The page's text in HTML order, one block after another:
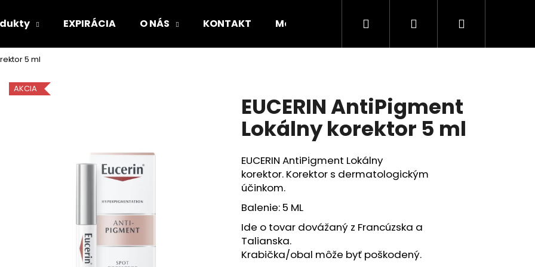
EXPIRÁCIA O NÁS KONTAKT Moja objednávka RADY A INŠPIRÁCIE
Hľadať PrihlásenieNákupný
5 ml
EUCERIN AntiPigment
Lokálny korektor 5 ml
EUCERIN AntiPigment Lokálny
korektor. Korektor s dermatologickým
účinkom.
Balenie: 5 ML
Ide o tovar dovážaný z Francúzska a
Talianska.
Krabička/obal môže byť poškodený.
AKCIA
Čo potrebujete nájsť?
Odporúčame
Nasledujúce